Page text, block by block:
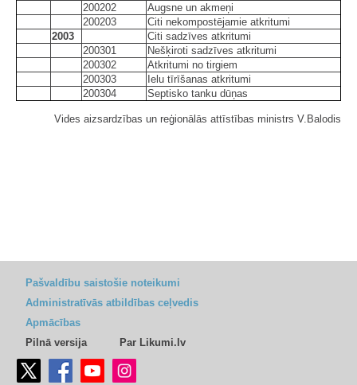
200202
Augsne un akmeņi
200203
Citi nekompostējamie atkritumi
2003
Citi sadzīves atkritumi
200301
Nešķiroti sadzīves atkritumi
200302
Atkritumi no tirgiem
200303
Ielu tīrīšanas atkritumi
200304
Septisko tanku dūņas
Vides aizsardzības un reģionālās attīstības ministrs V.Balodis
Pašvaldību saistošie noteikumi
Administratīvās atbildības ceļvedis
Apmācības
Pilnā versija
Par Likumi.lv